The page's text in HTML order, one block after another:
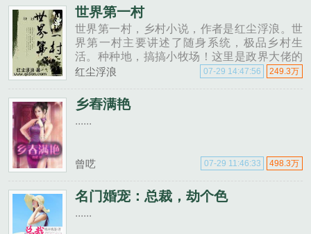
世界第一村
世界第一村，乡村小说，作者是红尘浮浪。世
界第一村主要讲述了随身系统，极品乡村生
活。种种地，搞搞小牧场！这里是政界大佬的
养老之地，这里是当红明星的度假之地，这里
生动物保护区。…......
红尘浮浪 249.3万
07-29 14:47:56
乡舂满艳
......
曾呓 498.3万
07-29 11:46:33
名门婚宠：总裁，劫个色
......